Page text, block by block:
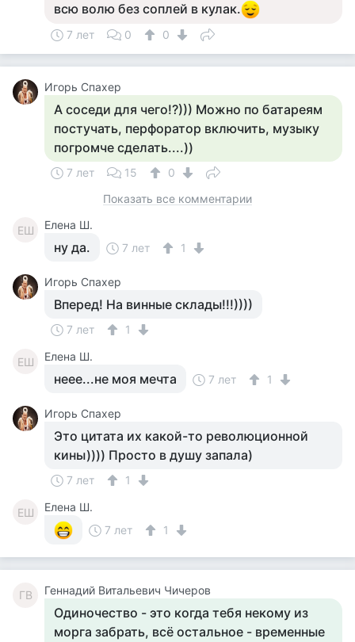
всю волю без соплей в кулак.
7 лет 0 0
Игорь Спахер
А соседи для чего!?))) Можно по батареям
постучать, перфоратор включить, музыку
погромче сделать....))
7 лет 15
0
Показать все комментарии
ЕШ Елена Ш.
ну да. 7 лет 1
Игорь Спахер
Вперед! На винные склады!!!))))
7 лет 1
ЕШ Елена Ш.
неее...не моя мечта 7 лет 1
Игорь Спахер
Это цитата их какой-то революционной
кины)))) Просто в душу запала)
7 лет 1
ЕШ
Елена Ш.
7 лет
1
ГВ Геннадий Витальевич Чичеров
Одиночество - это когда тебя некому из
морга забрать, всё остальное - временные